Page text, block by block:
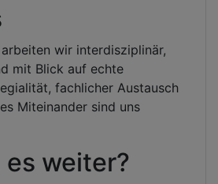
wir interdisziplinär,
mit Blick auf echte
fachlicher Austausch
Miteinander sind uns
weiter?